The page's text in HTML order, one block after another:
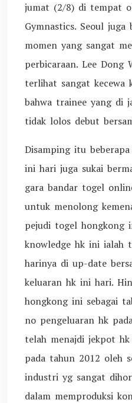
jumat (2/8) di tempat
Gymnastics. Seoul juga
momen yang sangat
perbicaraan. Lee Dong
terlihat sangat kecewa
bahwa trainee yang di
tidak lolos debut
Disamping itu
ini hari juga sukai
gara bandar togel
untuk menolong
pejudi togel hongkong
knowledge hk ini ialah
harinya di up-date
keluaran hk ini hari.
hongkong ini sebagai
no pengeluaran hk
telah menajdi jekpot
pada tahun 2012 oleh
industri yg sangat
dalam memproduksi